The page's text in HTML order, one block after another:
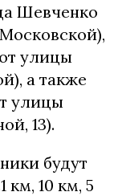
Шевченко
улицы
а также
улицы
13).
будут
км, 10 км, 5